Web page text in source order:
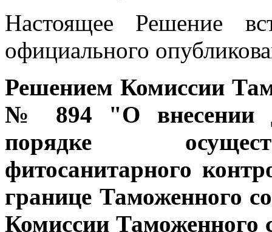
Настоящее Решение
официального
Решением Комиссии
№ 894 "О внесении
порядке
фитосанитарного
границе Таможенного
Комиссии Таможенного